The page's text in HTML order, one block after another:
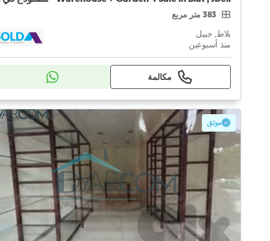
383 متر مربع
بلاط, جبيل
منذ أسبوعين
مكالمة
موثق